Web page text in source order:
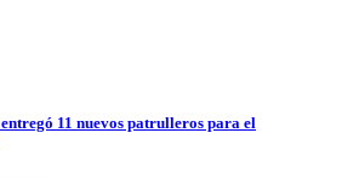
11 nuevos patrulleros para el